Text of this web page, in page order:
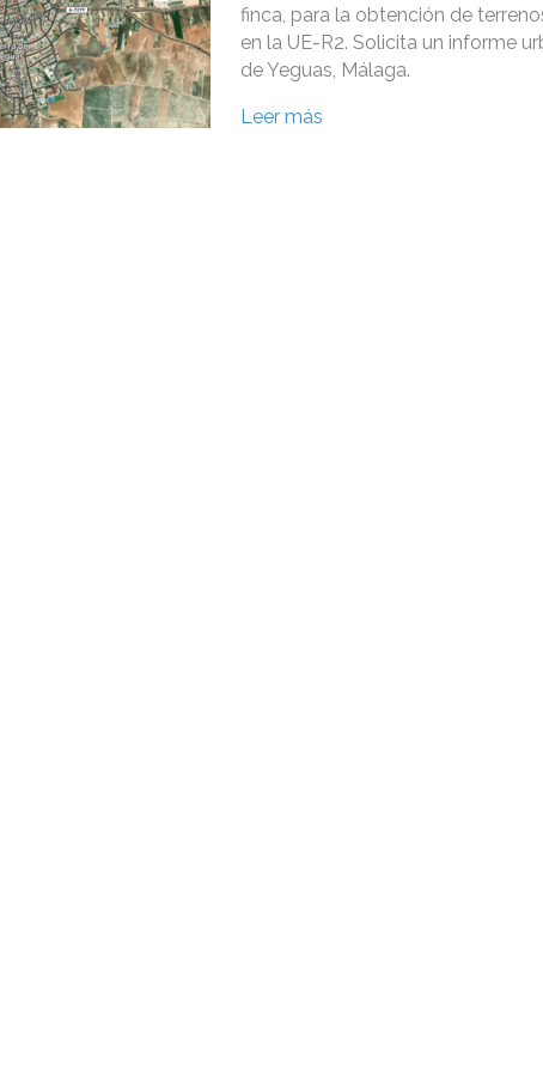
finca, para la obtención de
en la UE-R2. Solicita un informe
de Yeguas, Málaga.
Leer más